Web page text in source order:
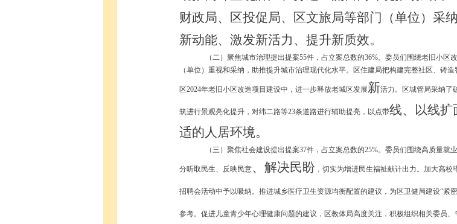
财政局、区投促局、区文旅局等部门（单位）采
新动能、激发新活力 、 提升新质效。
（二）聚焦城市治理提出提案55件，占立案总数的36%。委员们围绕老旧小区
（单位）重视和采纳，助推提升城市治理现代化水平。区住建局把构建完整社区、铸
区2024年老旧小区改造项目建设中，进一步释放老城区发展新活力。区城管局采纳了
筑进行景观亮化提升，对纬二路等23条道路进行辅助提亮，以点带线、 以线扩
适的人居环境。
（三）聚焦社会建设提出提案37件，占立案总数的25%。 委员们 围绕高质量就
分听取民生、反映民意、 解决民盼 ，切实为增进民生福祉献计出力。加大高
招聘会活动中予以吸纳。推进城乡医疗卫生资源均衡配置的建议，为区卫健局建设“紧
参考。促进儿童青少年心理健康问题的建议，区教体局高度关注，积极组织相关委员